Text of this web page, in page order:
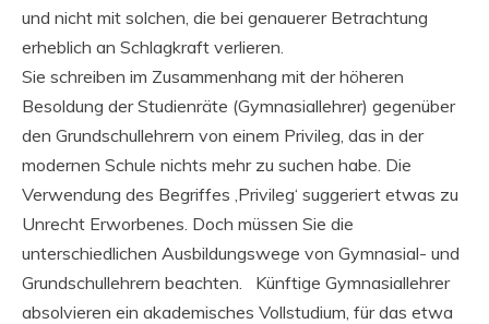
und nicht mit solchen, die bei genauerer Betrachtung
erheblich an Schlagkraft verlieren.
Sie schreiben im Zusammenhang mit der höheren
Besoldung der Studienräte (Gymnasiallehrer) gegenüber
den Grundschullehrern von einem Privileg, das in der
modernen Schule nichts mehr zu suchen habe. Die
Verwendung des Begriffes ‚Privileg‘ suggeriert etwas zu
Unrecht Erworbenes. Doch müssen Sie die
unterschiedlichen Ausbildungswege von Gymnasial- und
Grundschullehrern beachten. Künftige Gymnasiallehrer
absolvieren ein akademisches Vollstudium, für das etwa